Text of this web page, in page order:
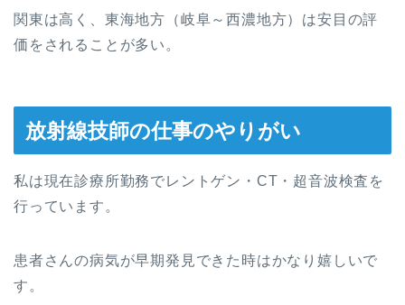
関東は高く、東海地方（岐阜～西濃地方）は安目の評
価をされることが多い。
放射線技師の仕事のやりがい
私は現在診療所勤務でレントゲン・CT・超音波検査を
行っています。
患者さんの病気が早期発見できた時はかなり嬉しいで
す。